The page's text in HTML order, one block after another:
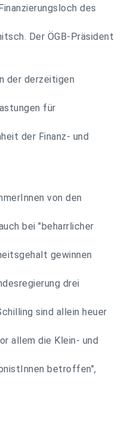
des
Der ÖGB-Präsident
der derzeitigen
für
der Finanz- und
von den
bei "beharrlicher
gewinnen
drei
sind allein heuer
allem die Klein- und
betroffen",